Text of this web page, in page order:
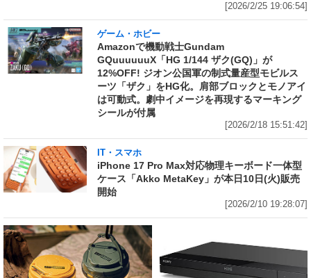
[2026/2/25 19:06:54]
ゲーム・ホビー
Amazonで機動戦士Gundam
GQuuuuuuX「HG 1/144 ザク(GQ)」が
12%OFF! ジオン公国軍の制式量産型モビルス
ーツ「ザク」をHG化。肩部ブロックとモノアイ
は可動式。劇中イメージを再現するマーキング
シールが付属
[2026/2/18 15:51:42]
IT・スマホ
iPhone 17 Pro Max対応物理キーボード一体型
ケース「Akko MetaKey」が本日10日(火)販売
開始
[2026/2/10 19:28:07]